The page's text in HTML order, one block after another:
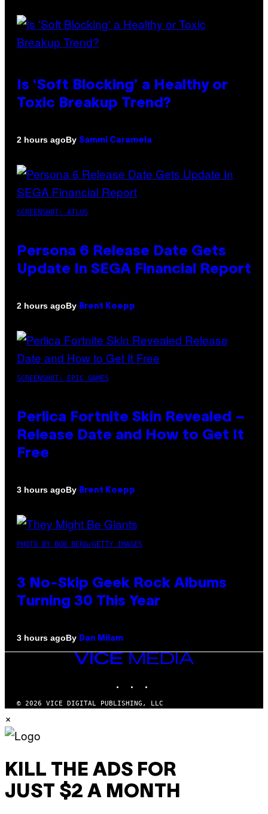
Is ‘Soft Blocking’ a Healthy or
Toxic Breakup Trend?
2 hours agoBy Sammi Caramela
SCREENSHOT: ATLUS
Persona 6 Release Date Gets
Update In SEGA Financial Report
2 hours agoBy Brent Koepp
SCREENSHOT: EPIC GAMES
Perlica Fortnite Skin Revealed –
Release Date and How to Get It
Free
3 hours agoBy Brent Koepp
PHOTO BY BOB BERG/GETTY IMAGES
3 No-Skip Geek Rock Albums
Turning 30 This Year
3 hours agoBy Dan Milam
VICE
MEDIA
© 2026 VICE DIGITAL PUBLISHING, LLC
×
KILL THE ADS FOR
JUST $2 A MONTH